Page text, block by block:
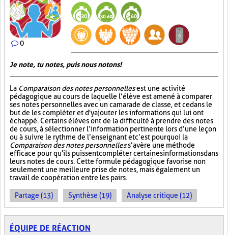
0
Je note, tu notes, puis nous notons!
La Comparaison des notes personnellesest une activité
pédagogique au cours de laquelle l’élève est amené à comparer
ses notes personnelles avec un camarade de classe, et ce dans le
but de les compléter et d'y ajouter les informations qui lui ont
échappé. Certains élèves ont de la difficulté à prendre des notes
de cours, à sélectionner l’information pertinente lors d’une leçon
ou à suivre le rythme de l’enseignant et c’est pourquoi la
Comparaison des notes personnelless’avère une méthode
efficace pour qu'ils puissent compléter certaines informations dans
leurs notes de cours. Cette formule pédagogique favorise non
seulement une meilleure prise de notes, mais également un
travail de coopération entre les pairs.
Partage (13) Synthèse (19) Analyse critique (12)
ÉQUIPE DE RÉACTION